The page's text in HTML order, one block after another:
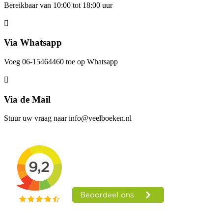
Bereikbaar van 10:00 tot 18:00 uur
Via Whatsapp
Voeg 06-15464460 toe op Whatsapp
Via de Mail
Stuur uw vraag naar info@veelboeken.nl